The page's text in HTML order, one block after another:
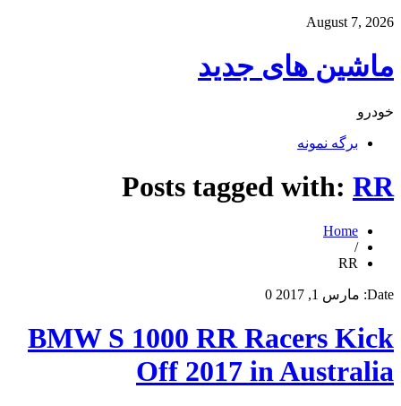
August 7, 2026
ماشین های جدید
خودرو
برگه نمونه
Posts tagged with: RR
Home
/
RR
Date: مارس 1, 2017 0
BMW S 1000 RR Racers Kick
Off 2017 in Australia